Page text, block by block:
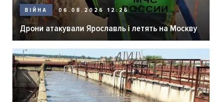
ВІЙНА 06.08.2026 12:26
Дрони атакували Ярославль і летять на Москву